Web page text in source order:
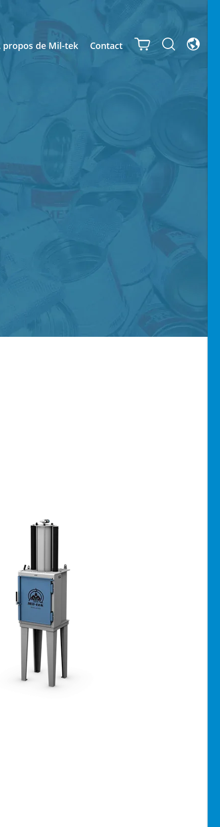
propos de Mil-tek Contact